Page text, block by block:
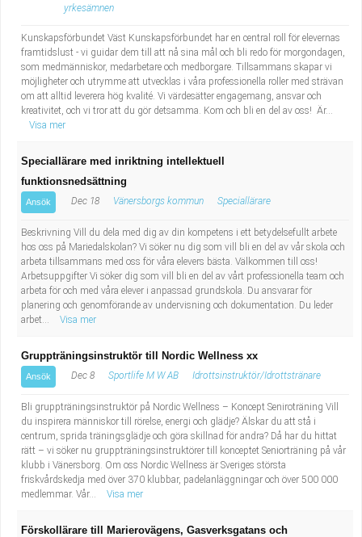
yrkesämnen
Kunskapsförbundet Väst Kunskapsförbundet har en central roll för elevernas
framtidslust - vi guidar dem till att nå sina mål och bli redo för morgondagen,
som medmänniskor, medarbetare och medborgare. Tillsammans skapar vi
möjligheter och utrymme att utvecklas i våra professionella roller med strävan
om att alltid leverera hög kvalité. Vi värdesätter engagemang, ansvar och
kreativitet, och vi tror att du gör detsamma. Kom och bli en del av oss! Är...
Visa mer
Speciallärare med inriktning intellektuell
funktionsnedsättning
Ansök Dec 18 Vänersborgs kommun Speciallärare
Beskrivning Vill du dela med dig av din kompetens i ett betydelsefullt arbete
hos oss på Mariedalskolan? Vi söker nu dig som vill bli en del av vår skola och
arbeta tillsammans med oss för våra elevers bästa. Välkommen till oss!
Arbetsuppgifter Vi söker dig som vill bli en del av vårt professionella team och
arbeta för och med våra elever i anpassad grundskola. Du ansvarar för
planering och genomförande av undervisning och dokumentation. Du leder
arbet...
Visa mer
Gruppträningsinstruktör till Nordic Wellness xx
Ansök Dec 8 Sportlife M W AB Idrottsinstruktör/Idrottstränare
Bli gruppträningsinstruktör på Nordic Wellness – Koncept Seniroträning Vill
du inspirera människor till rörelse, energi och glädje? Älskar du att stå i
centrum, sprida träningsglädje och göra skillnad för andra? Då har du hittat
rätt – vi söker nu gruppträningsinstruktörer till konceptet Seniorträning på vår
klubb i Vänersborg. Om oss Nordic Wellness är Sveriges största
friskvårdskedja med över 370 klubbar, padelanläggningar och över 500 000
medlemmar. Vår...
Visa mer
Förskollärare till Marierovägens, Gasverksgatans och